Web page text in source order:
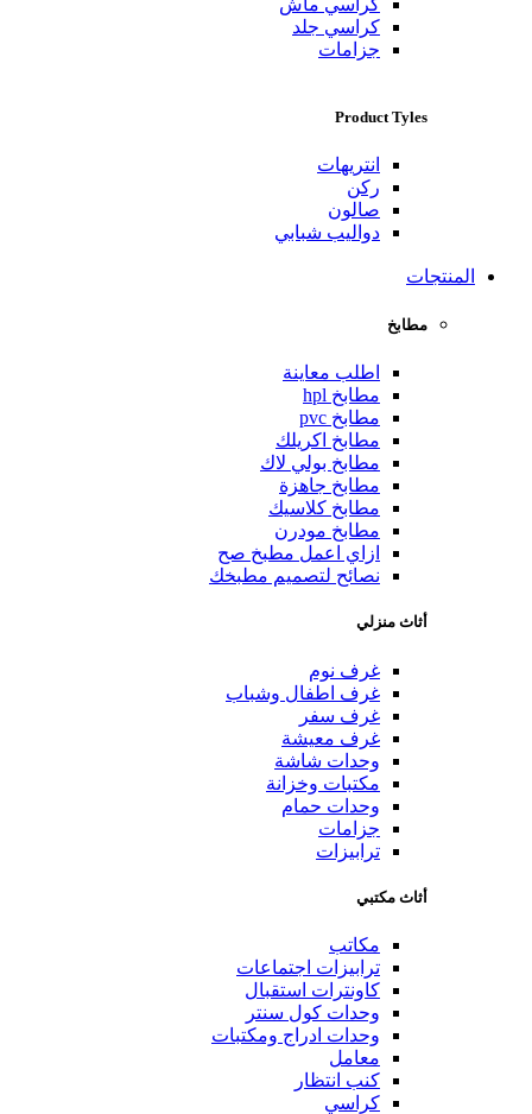
كراسي جلد
جزامات
Product Tyles
انتريهات
ركن
صالون
دواليب شبابي
المنتجات
مطابخ
اطلب معاينة
مطابخ hpl
مطابخ pvc
مطابخ اكريلك
مطابخ بولي لاك
مطابخ جاهزة
مطابخ كلاسيك
مطابخ مودرن
ازاي اعمل مطبخ صح
نصائح لتصميم مطبخك
أثاث منزلي
غرف نوم
غرف اطفال وشباب
غرف سفر
غرف معيشة
وحدات شاشة
مكتبات وخزانة
وحدات حمام
جزامات
ترابيزات
أثاث مكتبي
مكاتب
ترابيزات اجتماعات
كاونترات استقبال
وحدات كول سنتر
وحدات ادراج ومكتبات
معامل
كنب انتظار
كراسي